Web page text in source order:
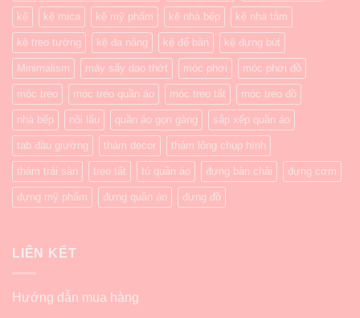
kệ kệ mica kệ mỹ phẩm kệ nhà bếp kệ nhà tắm
kệ treo tường kệ đa năng kệ để bàn kệ đựng bút
Minimalism máy sấy dao thớt móc phơi móc phơi đồ
móc treo móc treo quần áo móc treo tất móc treo đồ
nhà bếp nồi lẩu quần áo gọn gàng sắp xếp quần áo
tab đầu giường thảm decor thảm lông chụp hình
thảm trải sàn treo tất tủ quần áo đựng bàn chải đựng cơm
đựng mỹ phẩm đựng quần áo đựng đồ
LIÊN KẾT
Hướng dẫn mua hàng